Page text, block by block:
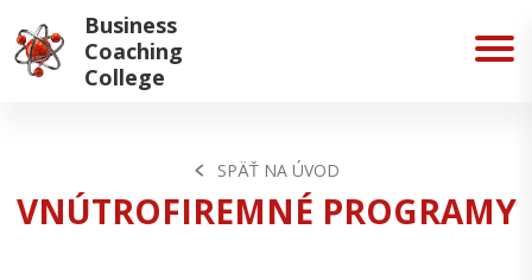
Business
Coaching
College
SPÄŤ NA ÚVOD
VNÚTROFIREMNÉ PROGRAMY